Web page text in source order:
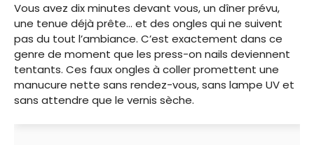
Vous avez dix minutes devant vous, un dîner prévu,
une tenue déjà prête… et des ongles qui ne suivent
pas du tout l’ambiance. C’est exactement dans ce
genre de moment que les press-on nails deviennent
tentants. Ces faux ongles à coller promettent une
manucure nette sans rendez-vous, sans lampe UV et
sans attendre que le vernis sèche.